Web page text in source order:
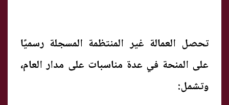
تحصل العمالة غير المنتظمة المسجلة رسميًا
على المنحة في عدة مناسبات على مدار العام،
وتشمل: